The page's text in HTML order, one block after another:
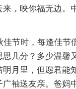
来，映你福无边。
佳节时，每逢佳节
几分？多少温馨
月里，但愿君能
袖送友亲。爸妈